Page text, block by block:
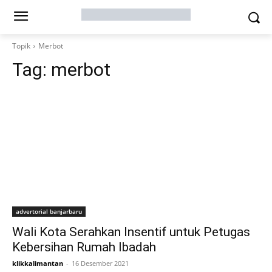
Topik Merbot
Tag: merbot
advertorial banjarbaru
Wali Kota Serahkan Insentif untuk Petugas
Kebersihan Rumah Ibadah
klikkalimantan - 16 Desember 2021